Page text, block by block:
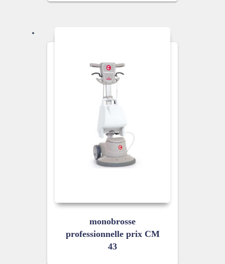
monobrosse
professionnelle prix CM
43